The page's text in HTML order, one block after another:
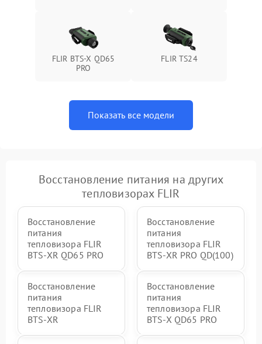
FLIR BTS-X QD65
PRO
FLIR TS24
Показать все модели
Восстановление питания на других
тепловизорах FLIR
Восстановление
питания
тепловизора FLIR
BTS-XR QD65 PRO
Восстановление
питания
тепловизора FLIR
BTS-XR PRO QD(100)
Восстановление
питания
тепловизора FLIR
BTS-XR
Восстановление
питания
тепловизора FLIR
BTS-X QD65 PRO